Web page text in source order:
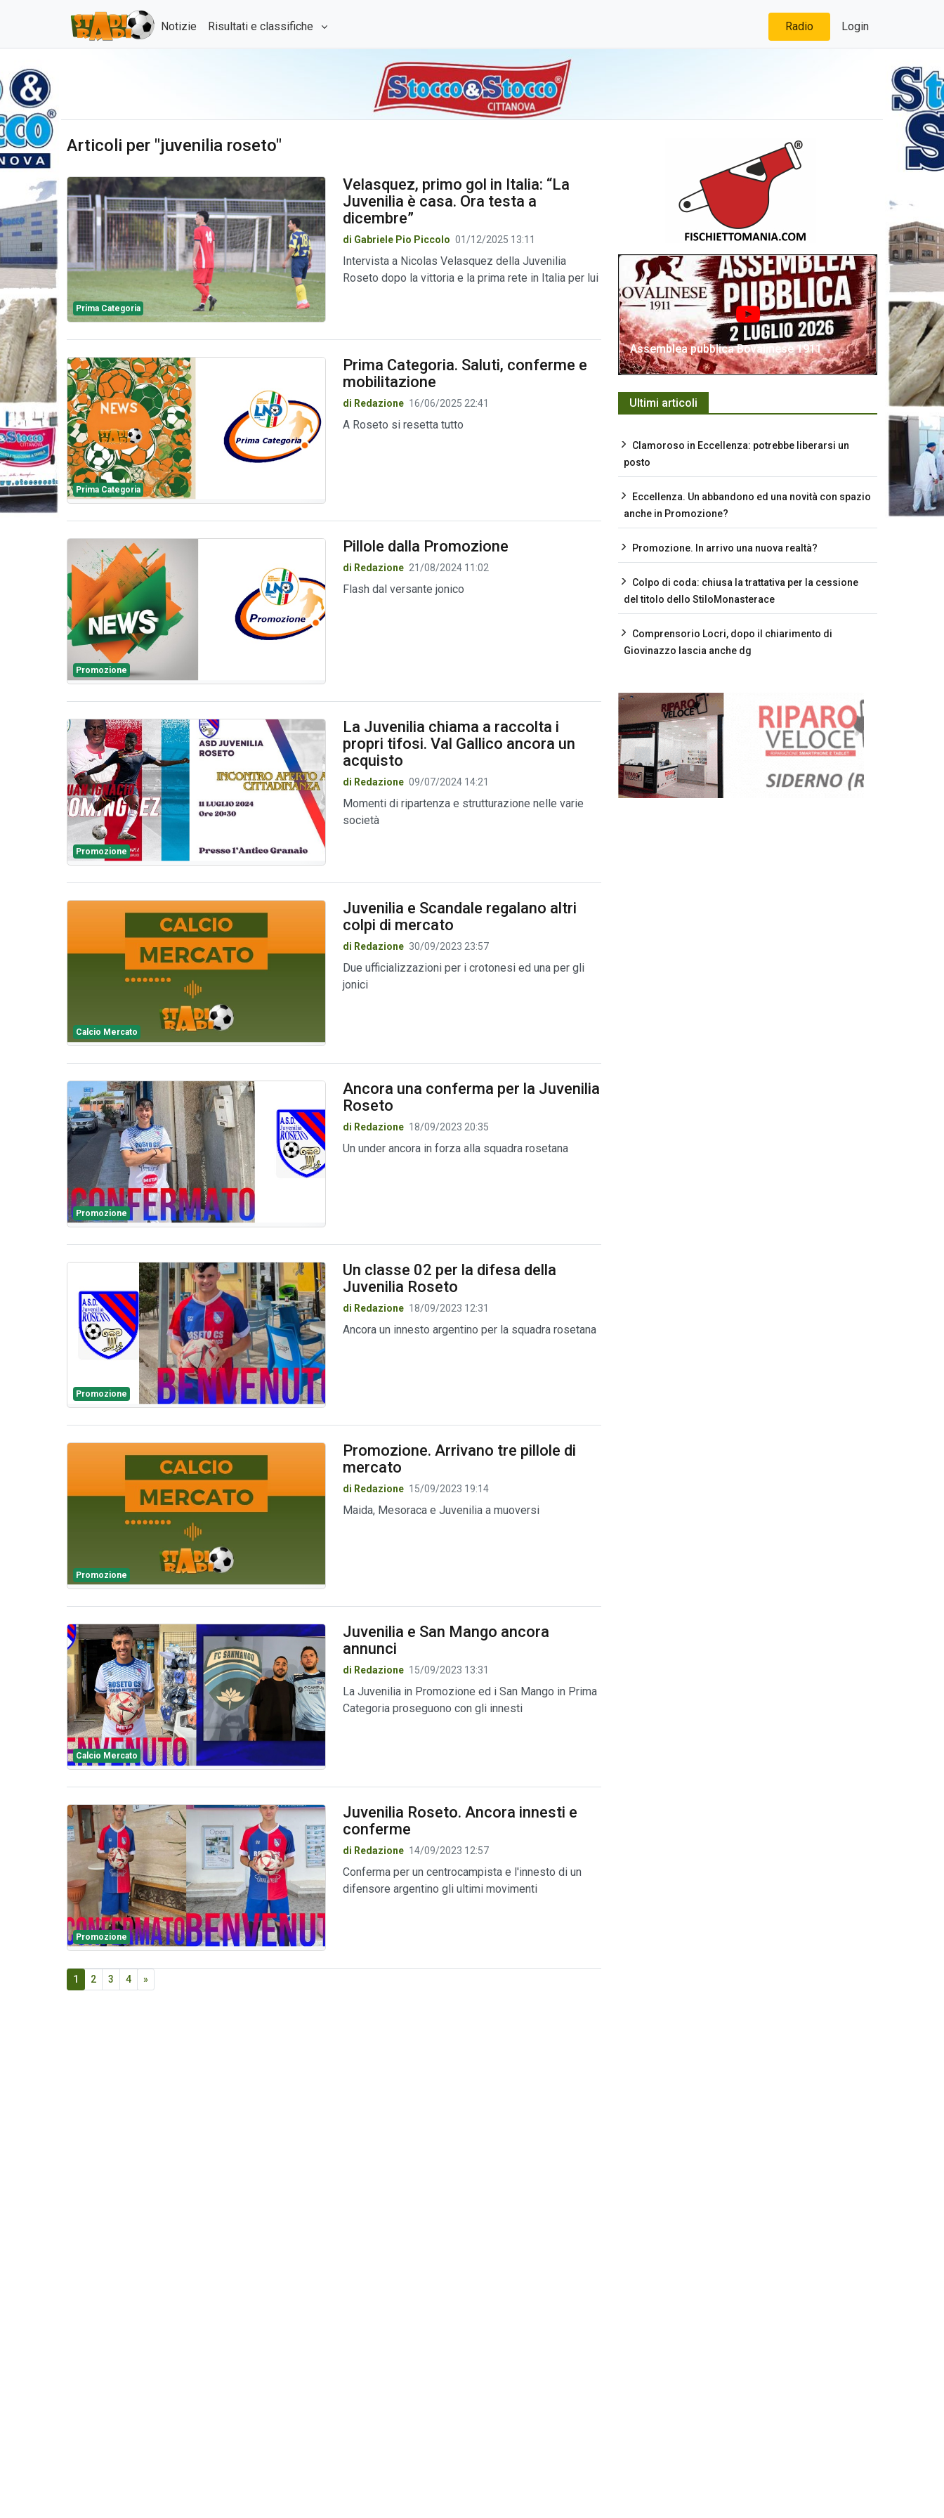
Notizie Risultati e classifiche Radio Login
Articoli per "juvenilia roseto"
Prima Categoria
Velasquez, primo gol in Italia: “La
Juvenilia è casa. Ora testa a
dicembre”
di Gabriele Pio Piccolo 01/12/2025 13:11
Intervista a Nicolas Velasquez della Juvenilia
Roseto dopo la vittoria e la prima rete in Italia per lui
Prima Categoria
Prima Categoria. Saluti, conferme e
mobilitazione
di Redazione 16/06/2025 22:41
A Roseto si resetta tutto
Promozione
Pillole dalla Promozione
di Redazione 21/08/2024 11:02
Flash dal versante jonico
Promozione
La Juvenilia chiama a raccolta i
propri tifosi. Val Gallico ancora un
acquisto
di Redazione 09/07/2024 14:21
Momenti di ripartenza e strutturazione nelle varie
società
Calcio Mercato
Juvenilia e Scandale regalano altri
colpi di mercato
di Redazione 30/09/2023 23:57
Due ufficializzazioni per i crotonesi ed una per gli
jonici
Promozione
Ancora una conferma per la Juvenilia
Roseto
di Redazione 18/09/2023 20:35
Un under ancora in forza alla squadra rosetana
Promozione
Un classe 02 per la difesa della
Juvenilia Roseto
di Redazione 18/09/2023 12:31
Ancora un innesto argentino per la squadra rosetana
Promozione
Promozione. Arrivano tre pillole di
mercato
di Redazione 15/09/2023 19:14
Maida, Mesoraca e Juvenilia a muoversi
Calcio Mercato
Juvenilia e San Mango ancora
annunci
di Redazione 15/09/2023 13:31
La Juvenilia in Promozione ed i San Mango in Prima
Categoria proseguono con gli innesti
Promozione
Juvenilia Roseto. Ancora innesti e
conferme
di Redazione 14/09/2023 12:57
Conferma per un centrocampista e l'innesto di un
difensore argentino gli ultimi movimenti
1 2 3 4 »
Assemblea pubblica Bovalinese 1911
Ultimi articoli
Clamoroso in Eccellenza: potrebbe liberarsi un
posto
Eccellenza. Un abbandono ed una novità con spazio
anche in Promozione?
Promozione. In arrivo una nuova realtà?
Colpo di coda: chiusa la trattativa per la cessione
del titolo dello StiloMonasterace
Comprensorio Locri, dopo il chiarimento di
Giovinazzo lascia anche dg